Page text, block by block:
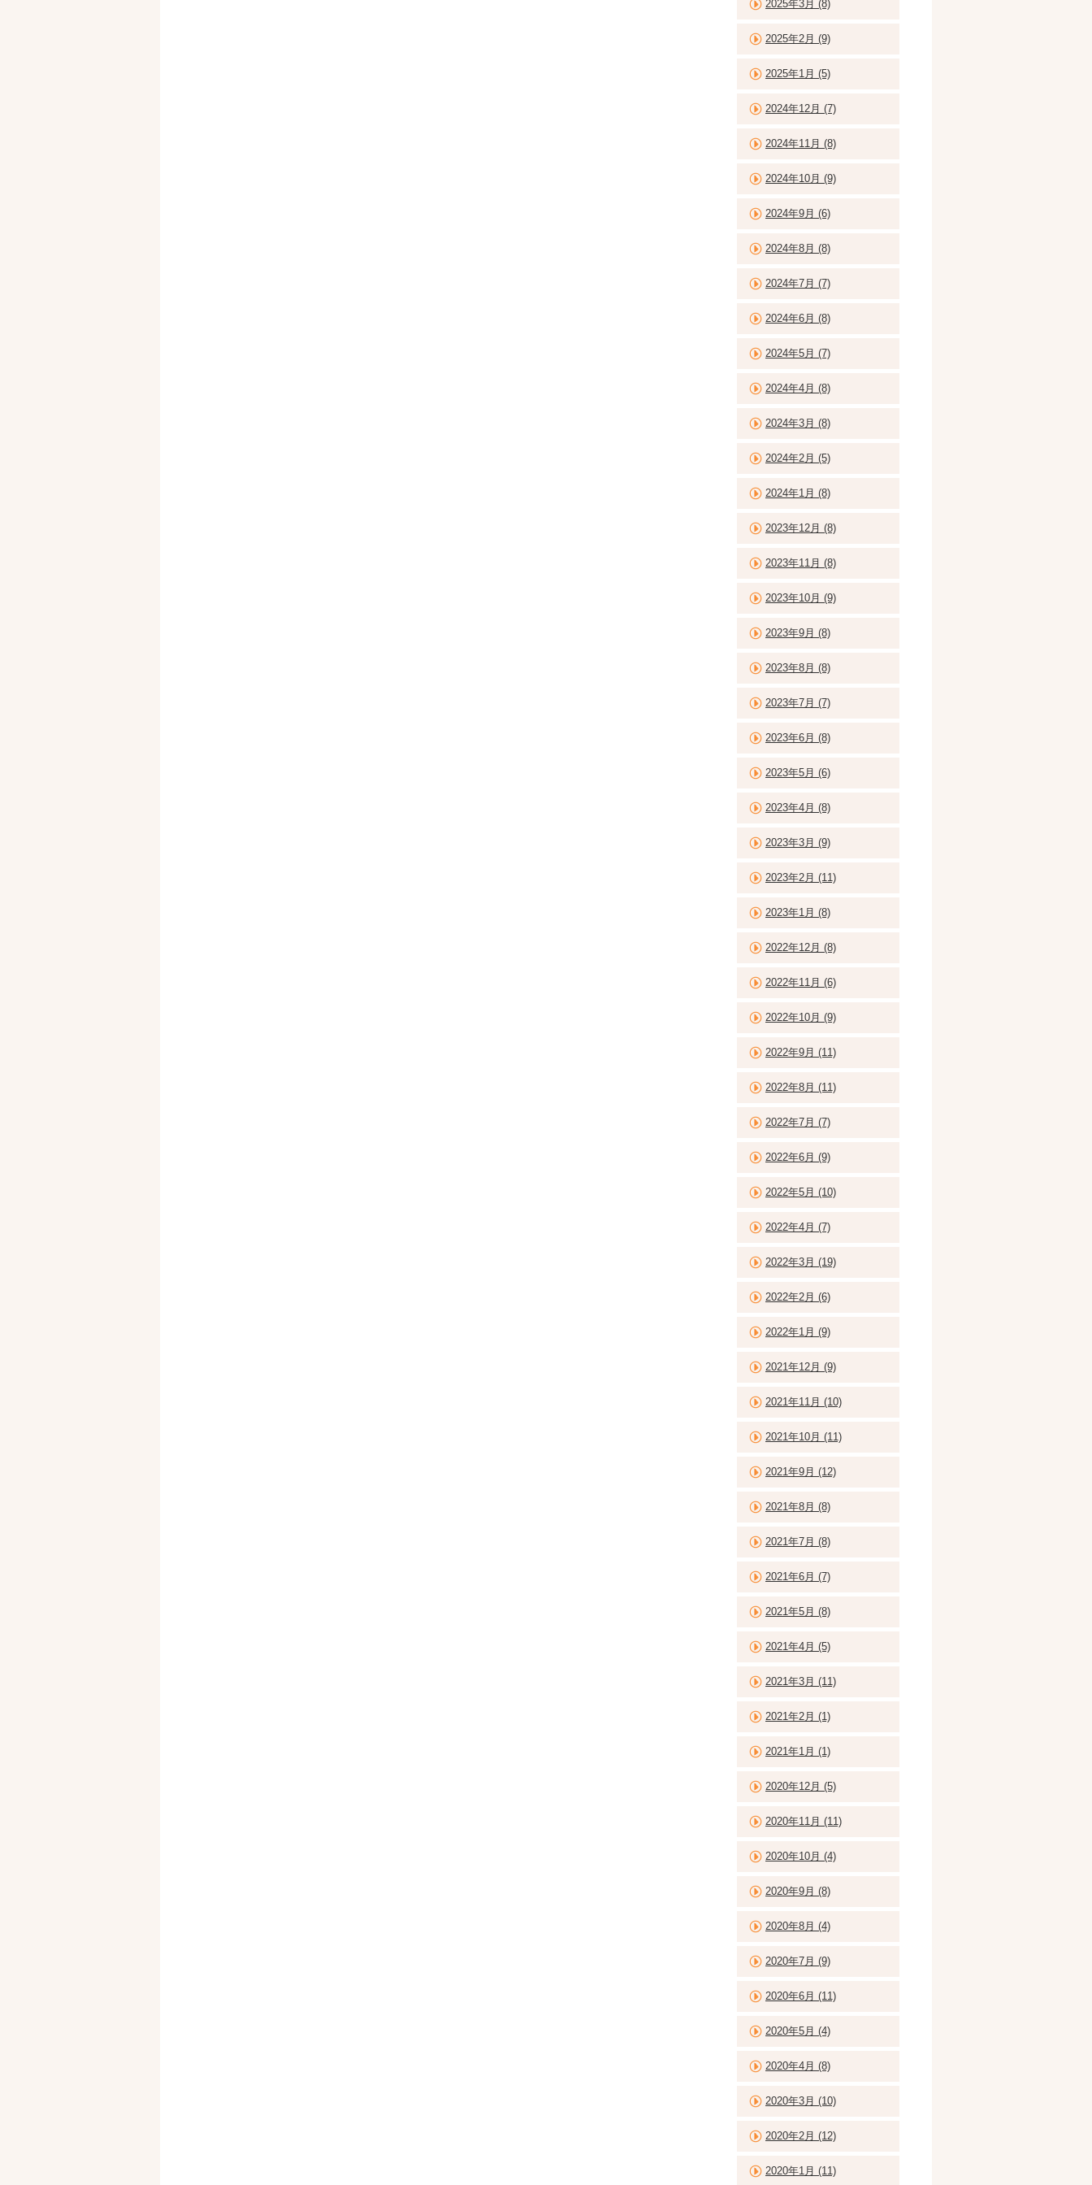
2025年3月 (8)
2025年2月 (9)
2025年1月 (5)
2024年12月 (7)
2024年11月 (8)
2024年10月 (9)
2024年9月 (6)
2024年8月 (8)
2024年7月 (7)
2024年6月 (8)
2024年5月 (7)
2024年4月 (8)
2024年3月 (8)
2024年2月 (5)
2024年1月 (8)
2023年12月 (8)
2023年11月 (8)
2023年10月 (9)
2023年9月 (8)
2023年8月 (8)
2023年7月 (7)
2023年6月 (8)
2023年5月 (6)
2023年4月 (8)
2023年3月 (9)
2023年2月 (11)
2023年1月 (8)
2022年12月 (8)
2022年11月 (6)
2022年10月 (9)
2022年9月 (11)
2022年8月 (11)
2022年7月 (7)
2022年6月 (9)
2022年5月 (10)
2022年4月 (7)
2022年3月 (19)
2022年2月 (6)
2022年1月 (9)
2021年12月 (9)
2021年11月 (10)
2021年10月 (11)
2021年9月 (12)
2021年8月 (8)
2021年7月 (8)
2021年6月 (7)
2021年5月 (8)
2021年4月 (5)
2021年3月 (11)
2021年2月 (1)
2021年1月 (1)
2020年12月 (5)
2020年11月 (11)
2020年10月 (4)
2020年9月 (8)
2020年8月 (4)
2020年7月 (9)
2020年6月 (11)
2020年5月 (4)
2020年4月 (8)
2020年3月 (10)
2020年2月 (12)
2020年1月 (11)